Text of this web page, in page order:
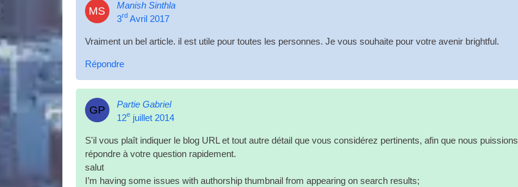
MS
Manish Sinthla
3rdAvril 2017
Vraiment un bel article. il est utile pour toutes les personnes. Je vous souhaite pour votre avenir brightful.
Répondre
GP
Partie Gabriel
12ejuillet 2014
S'il vous plaît indiquer le blog URLet tout autre détail que vous considérez pertinents, afin que nous puissions
répondre à votre question rapidement.
salut
I’m hav­ing some issues with author­ship thumb­nail from appear­ing on search results;